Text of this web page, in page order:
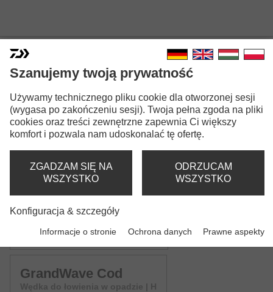
GRANDWAVE SEA
Wędka do łowienia w opadzie | M
GrandWave Cod
Wędka do łowienia w opadzie | H
Szanujemy twoją prywatność
Używamy technicznego pliku cookie dla otworzonej sesji
(wygasa po zakończeniu sesji). Twoja pełna zgoda na pliki
cookies oraz treści zewnętrzne zapewnia Ci większy
komfort i pozwala nam udoskonalać tę ofertę.
ZGADZAM SIĘ NA
WSZYSTKO
ODRZUCAM
WSZYSTKO
Konfiguracja & szczegóły
Informacje o stronie Ochrona danych Prawne aspekty